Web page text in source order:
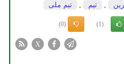
تیم تیم ملی
(1)
(0)
X